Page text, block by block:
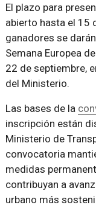
El plazo para
abierto hasta el 15
ganadores se
Semana Europea
22 de septiembre,
del Ministerio.
Las bases de la
inscripción están
Ministerio de
convocatoria
medidas
contribuyan a
urbano más